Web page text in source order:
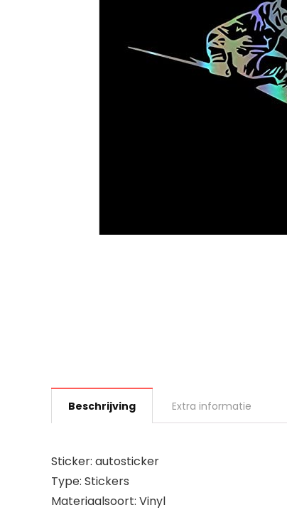
Beschrijving Extra informatie
Sticker: autosticker
Type: Stickers
Materiaalsoort: Vinyl